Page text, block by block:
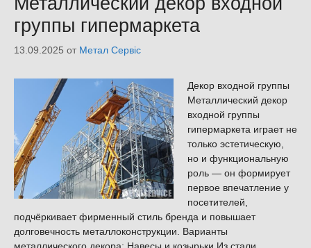
группы гипермаркета
13.09.2025 от Метал Сервіс
Декор входной группы
Металлический декор
входной группы
гипермаркета играет не
только эстетическую,
но и функциональную
роль — он формирует
первое впечатление у
посетителей,
подчёркивает фирменный стиль бренда и повышает
долговечность металлоконструкции. Варианты